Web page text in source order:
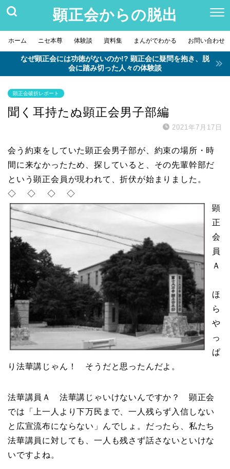
顕正会からの脱出
ホーム ニセ本尊 体験談 資料集 まんがでわかる お問い合わせ
なぜ顕正会には功徳がないのか!? 顕正会に疑問を抱き、脱
会に踏み切った人々の体験談
顕正会破折レポート
聞く耳持たぬ顕正会男子部編
2021年7月17日
会う約束をしていた顕正会男子部が、約束の場所・時
間に来なかったため、探していると、その先輩幹部だ
という顕正会員が現われて、折伏が始まりました。
◇ ◇ ◇ ◇
顕
正
会
員
Ａ
ほ
ら
や
っ
ぱ
り法華講じゃん！ そうだと思ったんだよ。
法華講員Ａ 法華講じゃいけないんですか？ 顕正会
では「上一人より下万民まで、一人残らず入信しない
と広宣流布にならない」んでしょ。だったら、私たち
法華講員に対しても、一人も残さず話さないといけな
いですよね。